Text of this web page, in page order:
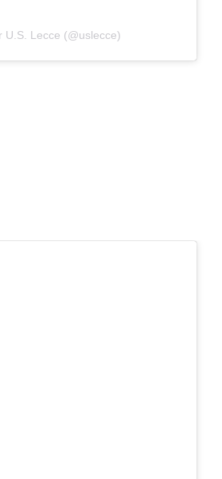
U.S. Lecce (@uslecce)